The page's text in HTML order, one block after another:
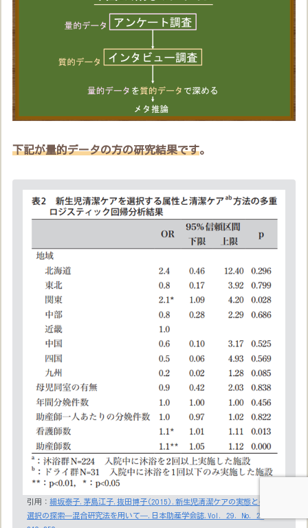
下記が量的データの方の研究結果です。
引用：細坂泰子,茅島江子,抜田博子(2015).新生児清潔ケアの実態とケア
選択の探索—混合研究法を用いて—.日本助産学会誌,Vol. 29, No. 2,